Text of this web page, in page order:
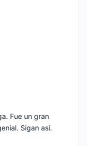
Fue un gran
Sigan así.